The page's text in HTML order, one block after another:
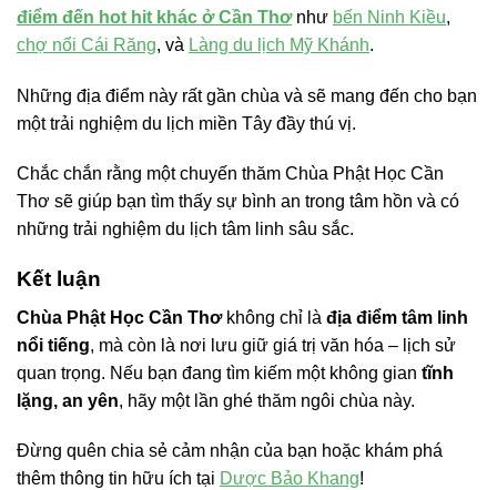
điểm đến hot hit khác ở Cần Thơnhư bến Ninh Kiều,
chợ nổi Cái Răng, và Làng du lịch Mỹ Khánh.
Những địa điểm này rất gần chùa và sẽ mang đến cho bạn
một trải nghiệm du lịch miền Tây đầy thú vị.
Chắc chắn rằng một chuyến thăm Chùa Phật Học Cần
Thơ sẽ giúp bạn tìm thấy sự bình an trong tâm hồn và có
những trải nghiệm du lịch tâm linh sâu sắc.
Kết luận
Chùa Phật Học Cần Thơkhông chỉ là địa điểm tâm linh
nổi tiếng, mà còn là nơi lưu giữ giá trị văn hóa – lịch sử
quan trọng. Nếu bạn đang tìm kiếm một không gian tĩnh
lặng, an yên, hãy một lần ghé thăm ngôi chùa này.
Đừng quên chia sẻ cảm nhận của bạn hoặc khám phá
thêm thông tin hữu ích tại Dược Bảo Khang!